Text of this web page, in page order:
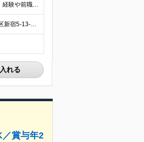
賞与年2回＋決算賞与あり♪（業績による） 月給30万円～ ※上記月給額を目安として、経験や前職給与などを踏まえ、相談のうえ給与額が変動する可能性がございます。 ※試用期間中は賞与対象外となります。
┃直行直帰OK！ ┃新宿三丁目駅徒歩3分のオフィス ┃転勤なし 【本社】 東京都新宿区新宿5-13-9 太平洋不動産新宿ビル 2F ＼オフィスの雰囲気についてご紹介／ 落ち着いた色味でまとめられた
れる
賞与年2